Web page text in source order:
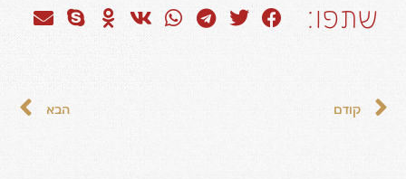
שתפו:
קודם הבא